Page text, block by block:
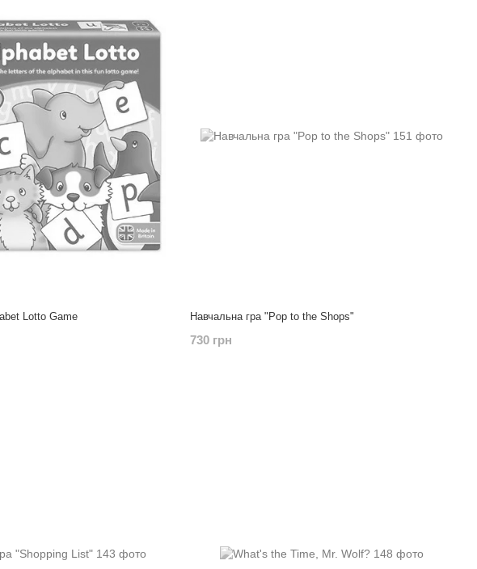
Lotto Game Навчальна гра "Pop to the Shops"
730 грн